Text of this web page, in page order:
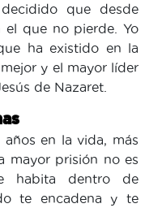
que desde
el que no pierde. Yo
ha existido en la
y el mayor líder
de Nazaret.
en la vida, más
mayor prisión no es
habita dentro de
te encadena y te